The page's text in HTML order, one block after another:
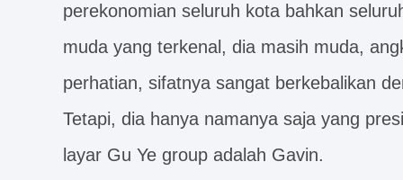
perekonomian seluruh kota bahkan
muda yang terkenal, dia masih muda,
perhatian, sifatnya sangat berkebalikan
Tetapi, dia hanya namanya saja yang
layar Gu Ye group adalah Gavin.